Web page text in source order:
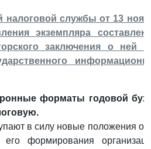
налоговой службы от 13
экземпляра
заключения о ней
форматы годовой
в силу новые положения о
его формирования